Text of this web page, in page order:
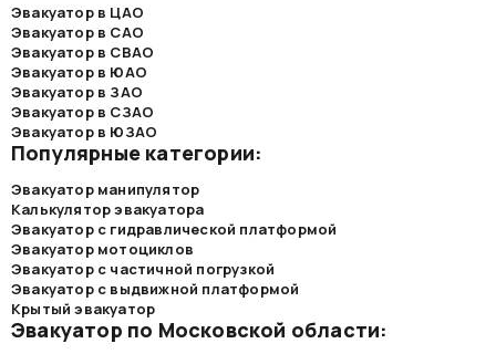
Эвакуатор в ЦАО
Эвакуатор в САО
Эвакуатор в СВАО
Эвакуатор в ЮАО
Эвакуатор в ЗАО
Эвакуатор в СЗАО
Эвакуатор в ЮЗАО
Популярные категории:
Эвакуатор манипулятор
Калькулятор эвакуатора
Эвакуатор с гидравлической платформой
Эвакуатор мотоциклов
Эвакуатор с частичной погрузкой
Эвакуатор с выдвижной платформой
Крытый эвакуатор
Эвакуатор по Московской области: